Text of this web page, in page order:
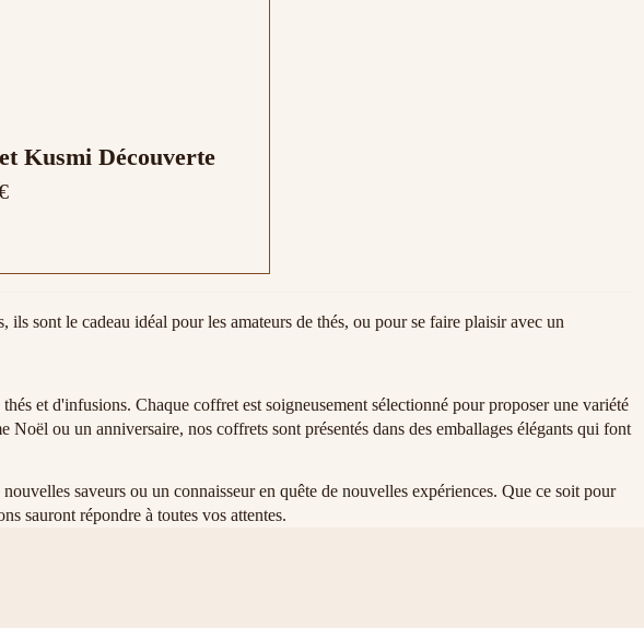
Kusmi Découverte
sont le cadeau idéal pour les amateurs de thés, ou pour se faire plaisir avec un
et d'infusions. Chaque coffret est soigneusement sélectionné pour proposer une variété
ou un anniversaire, nos coffrets sont présentés dans des emballages élégants qui font
saveurs ou un connaisseur en quête de nouvelles expériences. Que ce soit pour
sauront répondre à toutes vos attentes.